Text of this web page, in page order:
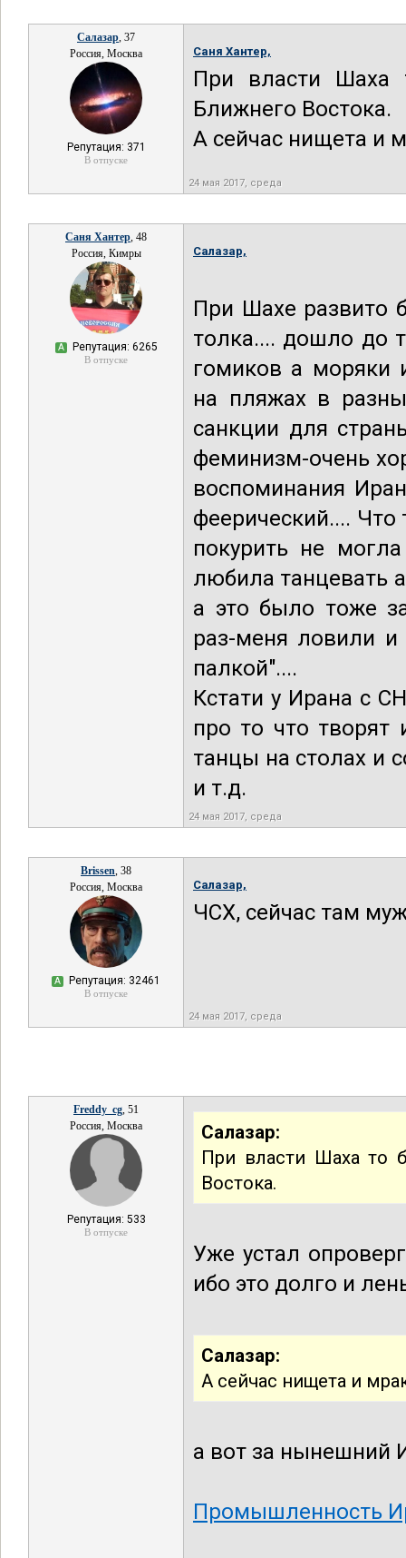
Салазар, 37
Россия, Москва
Репутация: 371
В отпуске
Саня Хантер,
При власти Шаха
Ближнего Востока.
А сейчас нищета и
24 мая 2017, среда
Саня Хантер, 48
Россия, Кимры
А Репутация: 6265
В отпуске
Салазар,
При Шахе развито
толка.... дошло до
гомиков а моряки
на пляжах в
санкции для
феминизм-очень
воспоминания
феерический....
покурить не
любила танцевать
а это было тоже
раз-меня ловили
палкой"....
Кстати у Ирана с
про то что
танцы на столах и
и т.д.
24 мая 2017, среда
Brissen, 38
Россия, Москва
А Репутация: 32461
В отпуске
Салазар,
ЧСХ, сейчас там
24 мая 2017, среда
Freddy_cg, 51
Россия, Москва
Репутация: 533
В отпуске
Салазар:
При власти Шаха то
Востока.
Уже устал
ибо это долго и
Салазар:
А сейчас нищета и
а вот за нынешний
Промышленность